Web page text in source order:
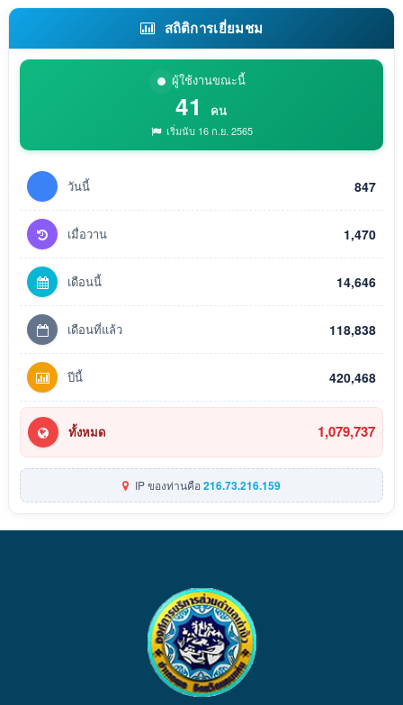
สถิติการเยี่ยมชม
ผู้ใช้งานขณะนี้
41 คน
เริ่มนับ 16 ก.ย. 2565
วันนี้ 847
เมื่อวาน 1,470
เดือนนี้ 14,646
เดือนที่แล้ว 118,838
ปีนี้ 420,468
ทั้งหมด 1,079,737
IP ของท่านคือ216.73.216.159